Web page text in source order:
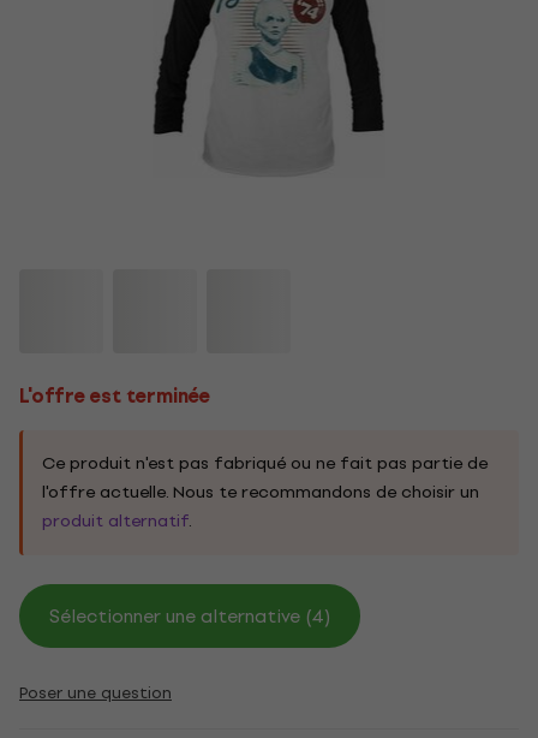
L'offre est terminée
Ce produit n'est pas fabriqué ou ne fait pas partie de
l'offre actuelle. Nous te recommandons de choisir un
produit alternatif.
Sélectionner une alternative (4)
Poser une question